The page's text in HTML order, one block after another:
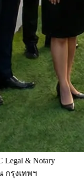
& Notary
กรุงเทพฯ